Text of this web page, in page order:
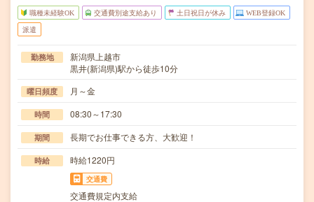
職種未経験OK 交通費別途支給あり 土日祝日が休み WEB登録OK
派遣
勤務地
新潟県上越市
黒井(新潟県)駅から徒歩10分
曜日頻度 月～金
時間 08:30～17:30
期間 長期でお仕事できる方、大歓迎！
時給 時給1220円
交通費
交通費規定内支給